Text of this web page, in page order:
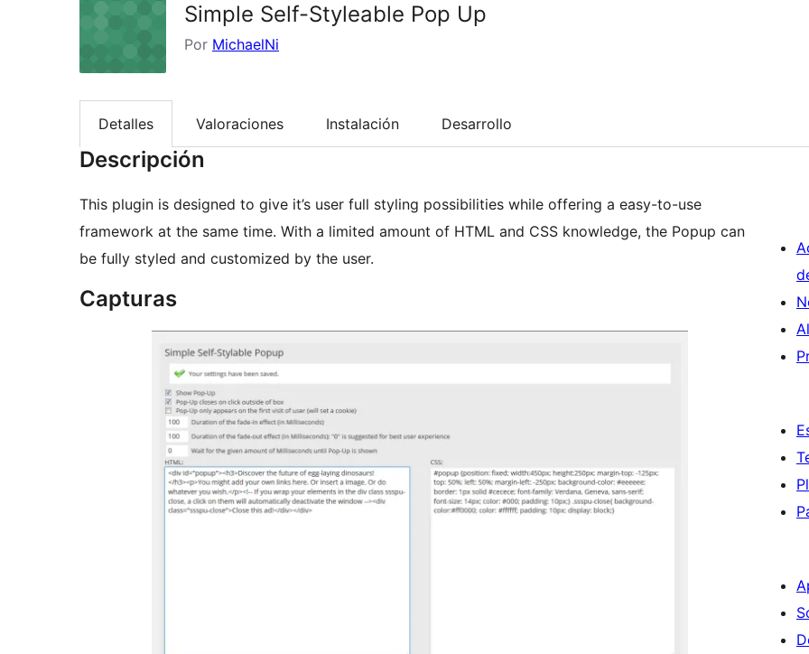
Simple Self-Styleable Pop Up
Por MichaelNi
Detalles Valoraciones Instalación Desarrollo
Descripción
This plugin is designed to give it’s user full styling possibilities while offering a easy-to-use
framework at the same time. With a limited amount of HTML and CSS knowledge, the Popup can
be fully styled and customized by the user.
Capturas